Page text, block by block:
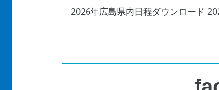
2026年広島県内日程ダウンロード